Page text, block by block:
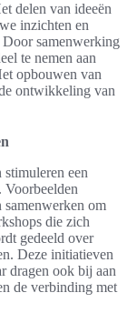
delen van ideeën
inzichten en
samenwerking
te nemen aan
opbouwen van
ontwikkeling van
een
Voorbeelden
om
die zich
gedeeld over
Deze initiatieven
dragen ook bij aan
de verbinding met